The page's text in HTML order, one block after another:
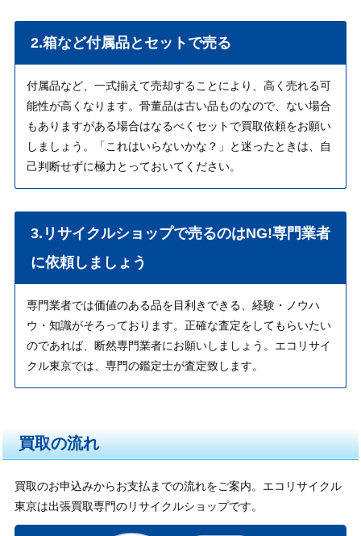
2.箱など付属品とセットで売る
付属品など、一式揃えて売却することにより、高く売れる可
能性が高くなります。骨董品は古い品ものなので、ない場合
もありますがある場合はなるべくセットで買取依頼をお願い
しましょう。「これはいらないかな？」と迷ったときは、自
己判断せずに極力とっておいてください。
3.リサイクルショップで売るのはNG!専門業者
に依頼しましょう
専門業者では価値のある品を目利きできる、経験・ノウハ
ウ・知識がそろっております。正確な査定をしてもらいたい
のであれば、断然専門業者にお願いしましょう。エコリサイ
クル東京では、専門の鑑定士が査定致します。
買取の流れ
買取のお申込みからお支払までの流れをご案内。エコリサイクル
東京は出張買取専門のリサイクルショップです。